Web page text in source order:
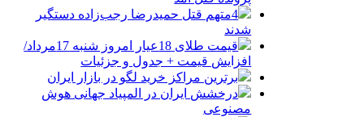
4متهم قتل حمیدرضا رجب‌زاده دستگیر
شدند
قیمت طلای 18عیار امروز شنبه 17مرداد/
افزایش قیمت + جدول و جزئیات
برترین مراکز خرید لگو در بازار ایران
درخشش ایران در المپیاد جهانی هوش
مصنوعی